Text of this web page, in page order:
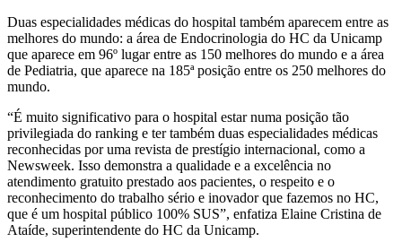
Duas especialidades médicas do hospital também aparecem entre as
melhores do mundo: a área de Endocrinologia do HC da Unicamp
que aparece em 96º lugar entre as 150 melhores do mundo e a área
de Pediatria, que aparece na 185ª posição entre os 250 melhores do
mundo.
“É muito significativo para o hospital estar numa posição tão
privilegiada do ranking e ter também duas especialidades médicas
reconhecidas por uma revista de prestígio internacional, como a
Newsweek. Isso demonstra a qualidade e a excelência no
atendimento gratuito prestado aos pacientes, o respeito e o
reconhecimento do trabalho sério e inovador que fazemos no HC,
que é um hospital público 100% SUS”, enfatiza Elaine Cristina de
Ataíde, superintendente do HC da Unicamp.